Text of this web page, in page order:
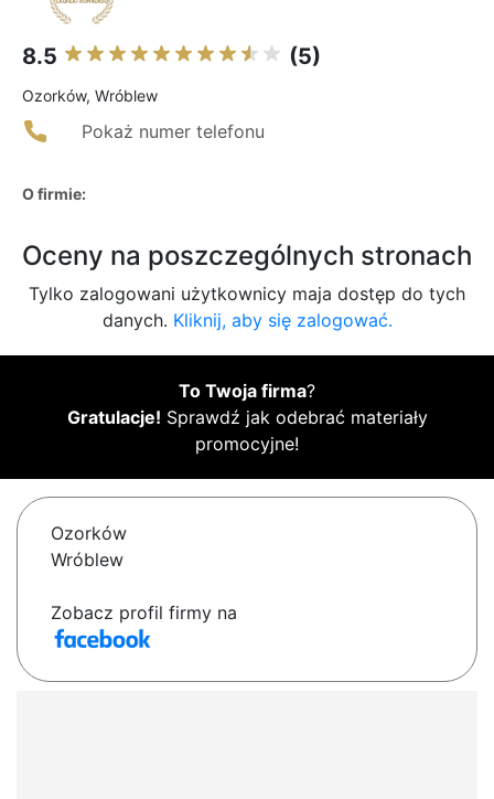
8.5 (5)
Ozorków, Wróblew
Pokaż numer telefonu
O firmie:
Oceny na poszczególnych stronach
Tylko zalogowani użytkownicy maja dostęp do tych
danych. Kliknij, aby się zalogować.
To Twoja firma?
Gratulacje! Sprawdź jak odebrać materiały
promocyjne!
Ozorków
Wróblew
Zobacz profil firmy na